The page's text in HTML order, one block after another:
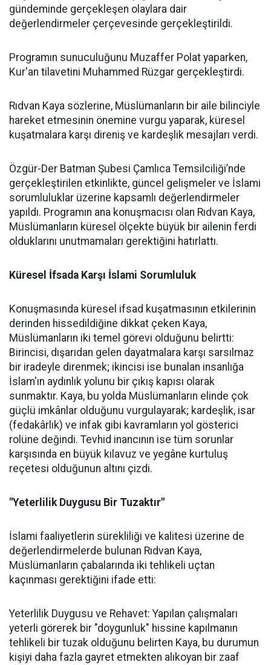
gündeminde gerçekleşen olaylara dair
değerlendirmeler çerçevesinde gerçekleştirildi.
Programın sunuculuğunu Muzaffer Polat yaparken,
Kur'an tilavetini Muhammed Rüzgar gerçekleştirdi.
Rıdvan Kaya sözlerine, Müslümanların bir aile bilinciyle
hareket etmesinin önemine vurgu yaparak, küresel
kuşatmalara karşı direniş ve kardeşlik mesajları verdi.
Özgür-Der Batman Şubesi Çamlıca Temsilciliği’nde
gerçekleştirilen etkinlikte, güncel gelişmeler ve İslami
sorumluluklar üzerine kapsamlı değerlendirmeler
yapıldı. Programın ana konuşmacısı olan Rıdvan Kaya,
Müslümanların küresel ölçekte büyük bir ailenin ferdi
olduklarını unutmamaları gerektiğini hatırlattı.
Küresel İfsada Karşı İslami Sorumluluk
Konuşmasında küresel ifsad kuşatmasının etkilerinin
derinden hissedildiğine dikkat çeken Kaya,
Müslümanların iki temel görevi olduğunu belirtti:
Birincisi, dışarıdan gelen dayatmalara karşı sarsılmaz
bir iradeyle direnmek; ikincisi ise bunalan insanlığa
İslam'ın aydınlık yolunu bir çıkış kapısı olarak
sunmaktır. Kaya, bu yolda Müslümanların elinde çok
güçlü imkânlar olduğunu vurgulayarak; kardeşlik, isar
(fedakârlık) ve infak gibi kavramların yol gösterici
rolüne değindi. Tevhid inancının ise tüm sorunlar
karşısında en büyük kılavuz ve yegâne kurtuluş
reçetesi olduğunun altını çizdi.
"Yeterlilik Duygusu Bir Tuzaktır"
İslami faaliyetlerin sürekliliği ve kalitesi üzerine de
değerlendirmelerde bulunan Rıdvan Kaya,
Müslümanların çabalarında iki tehlikeli uçtan
kaçınması gerektiğini ifade etti:
Yeterlilik Duygusu ve Rehavet: Yapılan çalışmaları
yeterli görerek bir "doygunluk" hissine kapılmanın
tehlikeli bir tuzak olduğunu belirten Kaya, bu durumun
kişiyi daha fazla gayret etmekten alıkoyan bir zaaf